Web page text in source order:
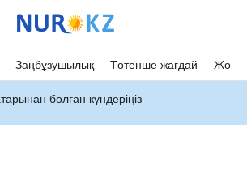
Заңбұзушылық Төтенше жағдай Жол
болған күндеріңіз